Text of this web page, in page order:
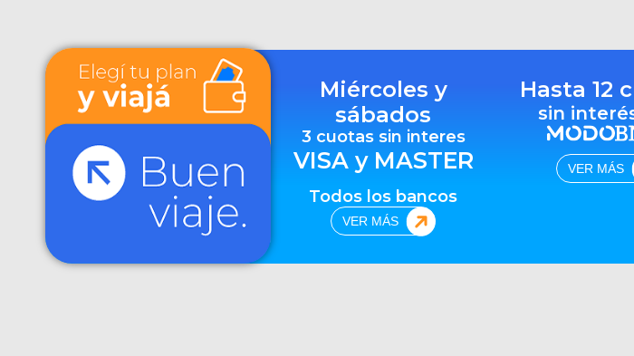
Miércoles y
sábados
3 cuotas sin interes
VISA y MASTER
Todos los bancos
VER MÁS
Hasta 12
sin
VER MÁS